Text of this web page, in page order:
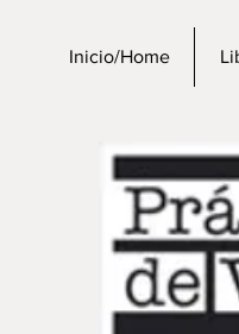
Inicio/Home